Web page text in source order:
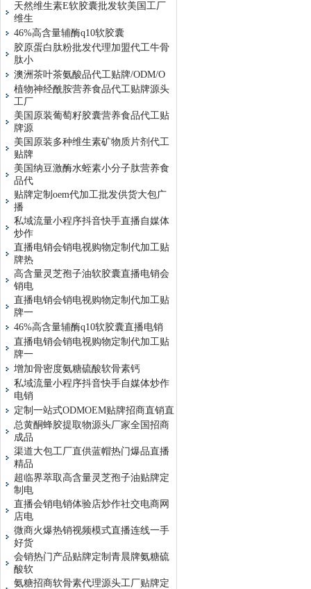
天然维生素E软胶囊批发软美国工厂
维生
46%高含量辅酶q10软胶囊
胶原蛋白肽粉批发代理加盟代工牛骨
肽小
澳洲茶叶茶氨酸品代工贴牌/ODM/O
植物神经酰胺营养食品代工贴牌源头
工厂
美国原装葡萄籽胶囊营养食品代工贴
牌源
美国原装多种维生素矿物质片剂代工
贴牌
美国纳豆激酶水蛭素小分子肽营养食
品代
贴牌定制oem代加工批发供货大包广
播
私域流量小程序抖音快手直播自媒体
炒作
直播电销会销电视购物定制代加工贴
牌热
高含量灵芝孢子油软胶囊直播电销会
销电
直播电销会销电视购物定制代加工贴
牌一
46%高含量辅酶q10软胶囊直播电销
直播电销会销电视购物定制代加工贴
牌一
增加骨密度氨糖硫酸软骨素钙
私域流量小程序抖音快手自媒体炒作
电销
定制一站式ODMOEM贴牌招商直销直
总黄酮蜂胶提取物源头厂家全国招商
成品
渠道大包工厂直供蓝帽热门爆品直播
精品
超临界萃取高含量灵芝孢子油贴牌定
制电
直播会销电销体验店炒作社交电商网
店电
微商火爆热销视频模式直播连线一手
好货
会销热门产品贴牌定制青晨牌氨糖硫
酸软
氨糖招商软骨素代理源头工厂贴牌定